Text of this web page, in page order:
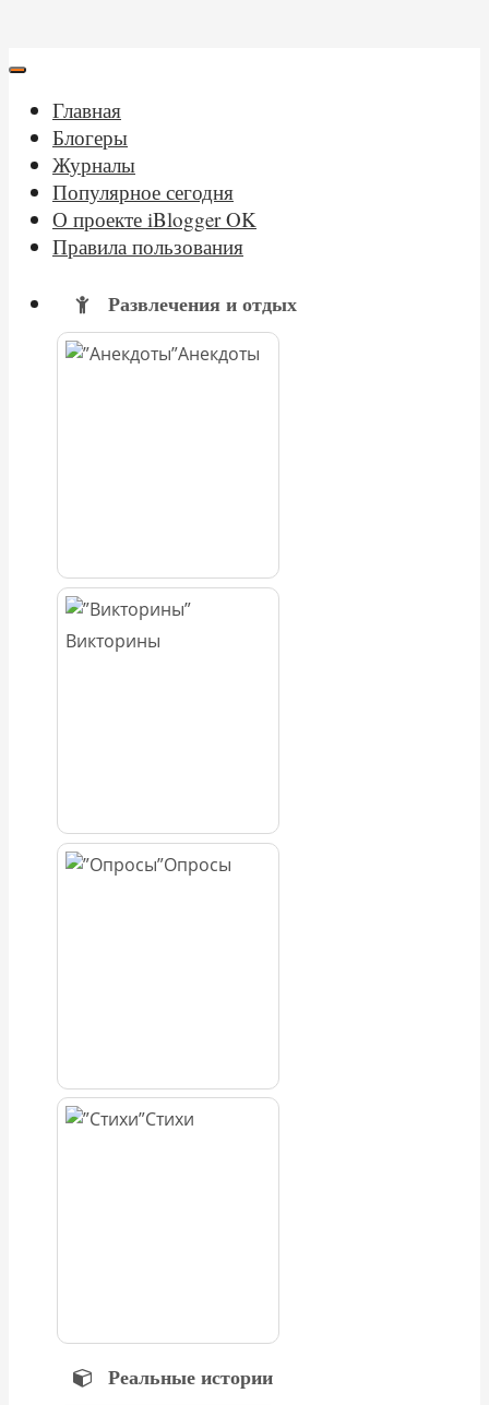
Главная
Блогеры
Журналы
Популярное сегодня
О проекте iBlogger OK
Правила пользования
Развлечения и отдых
Анекдоты
Викторины
Опросы
Стихи
Реальные истории